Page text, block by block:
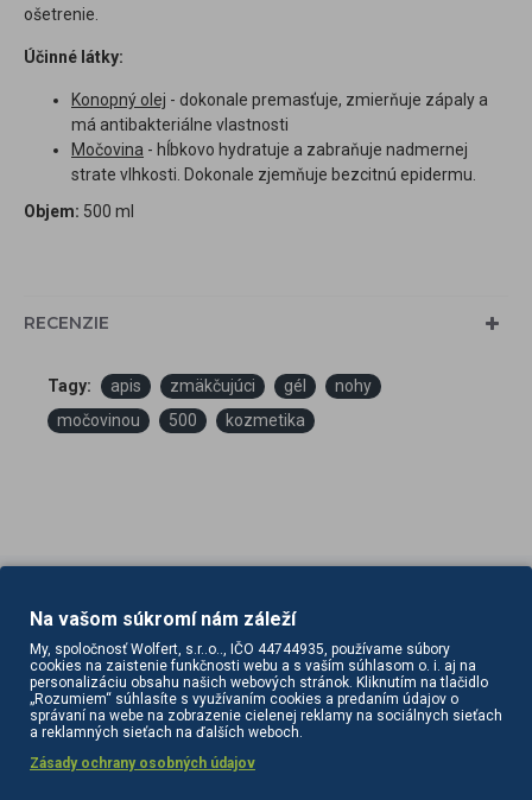
ošetrenie.
Účinné látky:
Konopný olej - dokonale premasťuje, zmierňuje zápaly a
má antibakteriálne vlastnosti
Močovina - hĺbkovo hydratuje a zabraňuje nadmernej
strate vlhkosti. Dokonale zjemňuje bezcitnú epidermu.
Objem: 500 ml
RECENZIE
Tagy: apis zmäkčujúci gél
nohy
močovinou
500 kozmetika
PODOBNÉ PRODUKTY SÚVISIACE PRODUKTY
Na vašom súkromí nám záleží
My, spoločnosť Wolfert, s.r..o.., IČO 44744935, používame súbory
cookies na zaistenie funkčnosti webu a s vaším súhlasom o. i. aj na
personalizáciu obsahu našich webových stránok. Kliknutím na tlačidlo
„Rozumiem“ súhlasíte s využívaním cookies a predaním údajov o
správaní na webe na zobrazenie cielenej reklamy na sociálnych sieťach
a reklamných sieťach na ďalších weboch.
Zásady ochrany osobných údajov